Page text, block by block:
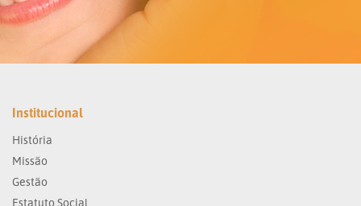
Institucional
História
Missão
Gestão
Estatuto Social